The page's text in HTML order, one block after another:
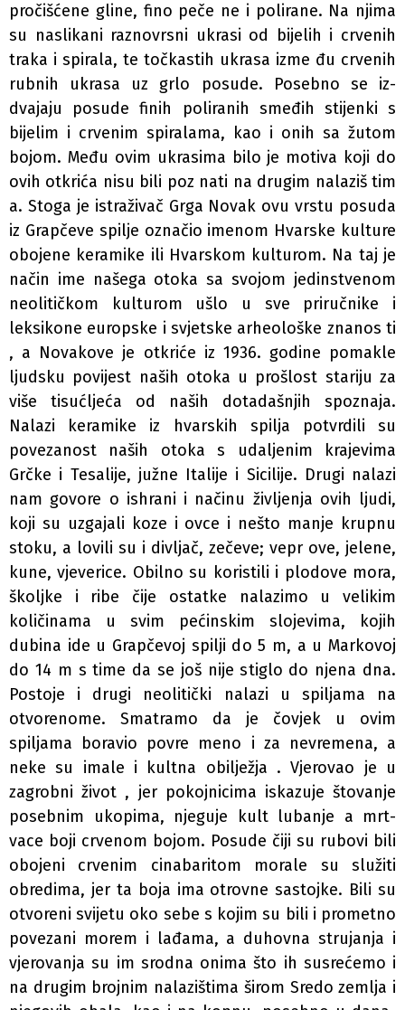
pročišćene gline, fino peče­ ne i polirane. Na njima
su naslikani raznovrsni ukrasi od bijelih i crvenih
traka i spirala, te točkastih ukrasa izme­ đu crvenih
rubnih ukrasa uz grlo posude. Posebno se iz­
dvajaju posude finih poliranih smeđih stijenki s
bijelim i crvenim spiralama, kao i onih sa žutom
bojom. Među ovim ukrasima bilo je motiva koji do
ovih otkrića nisu bili poz­ nati na drugim nalaziš tim
a. Stoga je istraživač Grga Novak ovu vrstu posuda
iz Grapčeve spilje označio imenom Hvarske kulture
obojene keramike ili Hvarskom kulturom. Na taj je
način ime našega otoka sa svojom jedinstvenom
neolitičkom kulturom ušlo u sve priručnike i
leksikone europske i svjetske arheološke znanos ti
, a Novakove je otkriće iz 1936. godine pomakle
ljudsku povijest naših otoka u prošlost stariju za
više tisućljeća od naših dotadašnjih spoznaja.
Nalazi keramike iz hvarskih spilja potvrdili su
povezanost naših otoka s udaljenim krajevima
Grčke i Tesalije, južne Italije i Sicilije. Drugi nalazi
nam govore o ishrani i načinu življenja ovih ljudi,
koji su uzgajali koze i ovce i nešto manje krupnu
stoku, a lovili su i divljač, zečeve; vepr ove, jelene,
kune, vjeverice. Obilno su koristili i plodove mora,
školjke i ribe čije ostatke nalazimo u velikim
količinama u svim pećinskim slojevima, kojih
dubina ide u Grapčevoj spilji do 5 m, a u Markovoj
do 14 m s time da se još nije stiglo do njena dna.
Postoje i drugi neolitički nalazi u spiljama na
otvorenome. Smatramo da je čovjek u ovim
spiljama boravio povre­ meno i za nevremena, a
neke su imale i kultna obilježja . Vjerovao je u
zagrobni život , jer pokojnicima iskazuje štovanje
posebnim ukopima, njeguje kult lubanje a mrt­
vace boji crvenom bojom. Posude čiji su rubovi bili
obojeni crvenim cinabaritom morale su služiti
obredima, jer ta boja ima otrovne sastojke. Bili su
otvoreni svijetu oko sebe s kojim su bili i prometno
povezani morem i lađama, a duhovna strujanja i
vjerovanja su im srodna onima što ih susrećemo i
na drugim brojnim nalazištima širom Sredo­ zemlja i